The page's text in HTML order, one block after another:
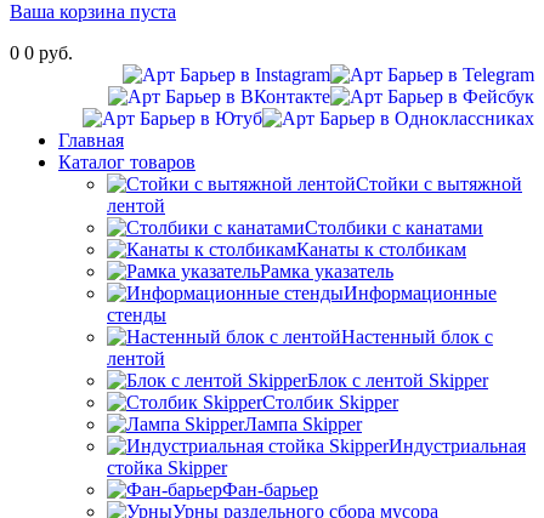
Ваша корзина пуста
0 0 руб.
Главная
Каталог товаров
Стойки с вытяжной
лентой
Столбики с канатами
Канаты к столбикам
Рамка указатель
Информационные
стенды
Настенный блок с
лентой
Блок с лентой Skipper
Столбик Skipper
Лампа Skipper
Индустриальная
стойка Skipper
Фан-барьер
Урны раздельного сбора мусора